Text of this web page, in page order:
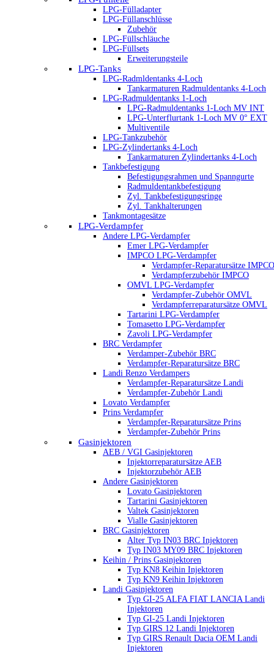
LPG-Fülladapter
LPG-Füllanschlüsse
Zubehör
LPG-Füllschläuche
LPG-Füllsets
Erweiterungsteile
LPG-Tanks
LPG-Radmldentanks 4-Loch
Tankarmaturen Radmuldentanks 4-Loch
LPG-Radmuldentanks 1-Loch
LPG-Radmuldentanks 1-Loch MV INT
LPG-Unterflurtank 1-Loch MV 0° EXT
Multiventile
LPG-Tankzubehör
LPG-Zylindertanks 4-Loch
Tankarmaturen Zylindertanks 4-Loch
Tankbefestigung
Befestigungsrahmen und Spanngurte
Radmuldentankbefestigung
Zyl. Tankbefestigungsringe
Zyl. Tankhalterungen
Tankmontagesätze
LPG-Verdampfer
Andere LPG-Verdampfer
Emer LPG-Verdampfer
IMPCO LPG-Verdampfer
Verdampfer-Reparatursätze IMPCO
Verdampferzubehör IMPCO
OMVL LPG-Verdampfer
Verdampfer-Zubehör OMVL
Verdampferreparatursätze OMVL
Tartarini LPG-Verdampfer
Tomasetto LPG-Verdampfer
Zavoli LPG-Verdampfer
BRC Verdampfer
Verdamper-Zubehör BRC
Verdampfer-Reparatursätze BRC
Landi Renzo Verdampers
Verdampfer-Reparatursätze Landi
Verdampfer-Zubehör Landi
Lovato Verdampfer
Prins Verdampfer
Verdampfer-Reparatursätze Prins
Verdampfer-Zubehör Prins
Gasinjektoren
AEB / VGI Gasinjektoren
Injektorreparatursätze AEB
Injektorzubehör AEB
Andere Gasinjektoren
Lovato Gasinjektoren
Tartarini Gasinjektoren
Valtek Gasinjektoren
Vialle Gasinjektoren
BRC Gasinjektoren
Alter Typ IN03 BRC Injektoren
Typ IN03 MY09 BRC Injektoren
Keihin / Prins Gasinjektoren
Typ KN8 Keihin Injektoren
Typ KN9 Keihin Injektoren
Landi Gasinjektoren
Typ GI-25 ALFA FIAT LANCIA Landi
Injektoren
Typ GI-25 Landi Injektoren
Typ GIRS 12 Landi Injektoren
Typ GIRS Renault Dacia OEM Landi
Injektoren